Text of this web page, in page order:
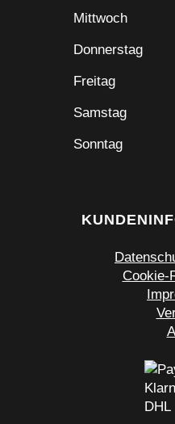
Mittwoch
Donnerstag
Freitag
Samstag
Sonntag
Cookie-